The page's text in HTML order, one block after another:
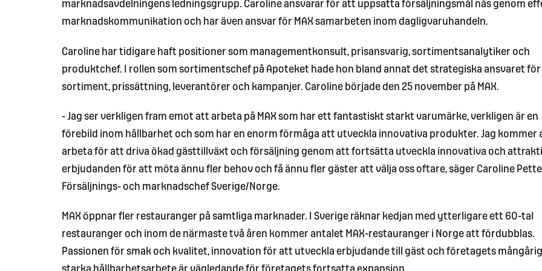
marknadsavdelningens ledningsgrupp. Caroline ansvarar för att uppsatta försäljningsmål nås genom
marknadskommunikation och har även ansvar för MAX samarbeten inom dagligvaruhandeln.
Caroline har tidigare haft positioner som managementkonsult, prisansvarig, sortimentsanalytiker och
produktchef. I rollen som sortimentschef på Apoteket hade hon bland annat det strategiska ansvaret för
sortiment, prissättning, leverantörer och kampanjer. Caroline började den 25 november på MAX.
- Jag ser verkligen fram emot att arbeta på MAX som har ett fantastiskt starkt varumärke, verkligen är en
förebild inom hållbarhet och som har en enorm förmåga att utveckla innovativa produkter. Jag kommer
arbeta för att driva ökad gästtillväxt och försäljning genom att fortsätta utveckla innovativa och
erbjudanden för att möta ännu fler behov och få ännu fler gäster att välja oss oftare, säger Caroline
Försäljnings- och marknadschef Sverige/Norge.
MAX öppnar fler restauranger på samtliga marknader. I Sverige räknar kedjan med ytterligare ett 60-tal
restauranger och inom de närmaste två åren kommer antalet MAX-restauranger i Norge att fördubblas.
Passionen för smak och kvalitet, innovation för att utveckla erbjudande till gäst och företagets